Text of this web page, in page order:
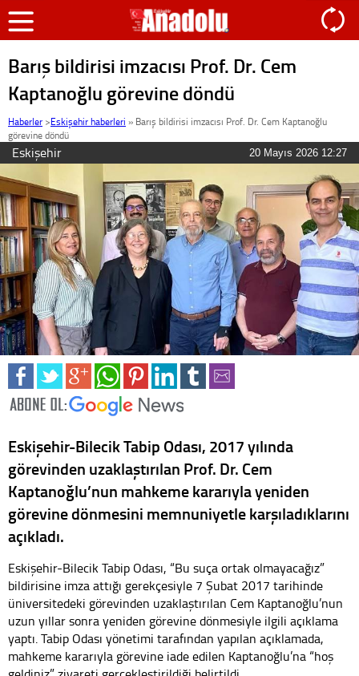
Barış bildirisi imzacısı Prof. Dr. Cem
Kaptanoğlu görevine döndü
Haberler >Eskişehir haberleri » Barış bildirisi imzacısı Prof. Dr. Cem Kaptanoğlu
görevine döndü
Eskişehir 20 Mayıs 2026 12:27
Eskişehir-Bilecik Tabip Odası, 2017 yılında
görevinden uzaklaştırılan Prof. Dr. Cem
Kaptanoğlu’nun mahkeme kararıyla yeniden
görevine dönmesini memnuniyetle karşıladıklarını
açıkladı.
Eskişehir-Bilecik Tabip Odası, “Bu suça ortak olmayacağız”
bildirisine imza attığı gerekçesiyle 7 Şubat 2017 tarihinde
üniversitedeki görevinden uzaklaştırılan Cem Kaptanoğlu’nun
uzun yıllar sonra yeniden görevine dönmesiyle ilgili açıklama
yaptı. Tabip Odası yönetimi tarafından yapılan açıklamada,
mahkeme kararıyla görevine iade edilen Kaptanoğlu’na “hoş